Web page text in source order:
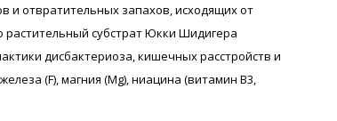
и отвратительных запахов, исходящих от
субстрат Юкки Шидигера
дисбактериоза, кишечных расстройств и
(F), магния (Mg), ниацина (витамин В3,